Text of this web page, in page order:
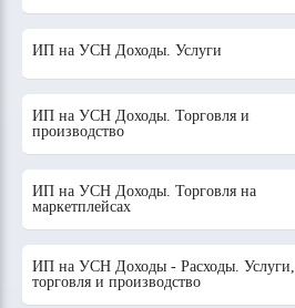
ИП на УСН Доходы. Услуги
ИП на УСН Доходы. Торговля и
производство
ИП на УСН Доходы. Торговля на
маркетплейсах
ИП на УСН Доходы - Расходы. Услуги,
торговля и производство